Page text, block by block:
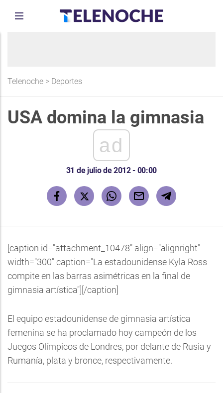
Telenoche > Deportes
USA domina la gimnasia
ad
31 de julio de 2012 - 00:00
[caption id="attachment_10478" align="alignright"
width="300" caption="La estadounidense Kyla Ross
compite en las barras asimétricas en la final de
gimnasia artística"] [/caption]
El equipo estadounidense de gimnasia artística
femenina se ha proclamado hoy campeón de los
Juegos Olímpicos de Londres, por delante de Rusia y
Rumanía, plata y bronce, respectivamente.